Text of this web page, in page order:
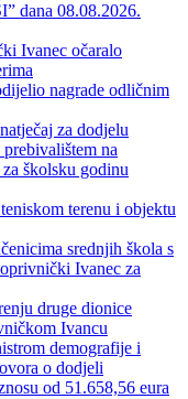
dana 08.08.2026.
Ivanec očaralo
nagrade odličnim
za dodjelu
na
školsku godinu
terenu i objektu
srednjih škola s
Ivanec za
druge dionice
Ivancu
demografije i
o dodjeli
od 51.658,56 eura